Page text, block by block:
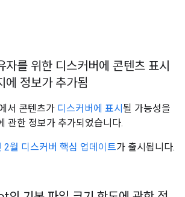
자를 위한 디스커버에 콘텐츠 표시
에 정보가 추가됨
서 콘텐츠가 디스커버에 표시 될 가능성을
관한 정보가 추가되었습니다.
2월 디스커버 핵심 업데이트가 출시됩니다.